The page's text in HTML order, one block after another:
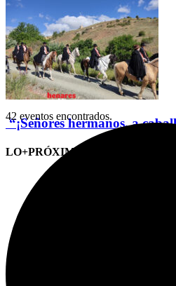
“¡Señores hermanos, a
LO+PRÓXIMO (CITAS)
42 eventos encontrados.